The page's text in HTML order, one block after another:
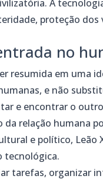
A
proteção dos
no
resumida em uma
e não
e encontrar o
relação humana
e político, Leão
tecnológica.
tarefas, organizar